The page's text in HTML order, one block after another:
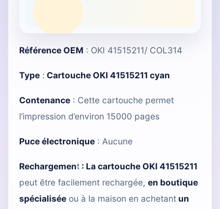
Référence OEM : OKI 41515211/ COL314
Type : Cartouche OKI 41515211 cyan
Contenance : Cette cartouche permet
l’impression d’environ 15000 pages
Puce électronique : Aucune
Rechargement : La cartouche OKI 41515211
peut être facilement rechargée, en boutique
spécialisée ou à la maison en achetant un